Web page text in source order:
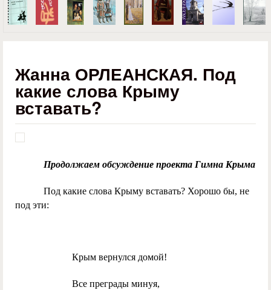
Жанна ОРЛЕАНСКАЯ. Под
какие слова Крыму
вставать?
Продолжаем обсуждение проекта Гимна Крыма
Под какие слова Крыму вставать? Хорошо бы, не
под эти:
Крым вернулся домой!
Все преграды минуя,